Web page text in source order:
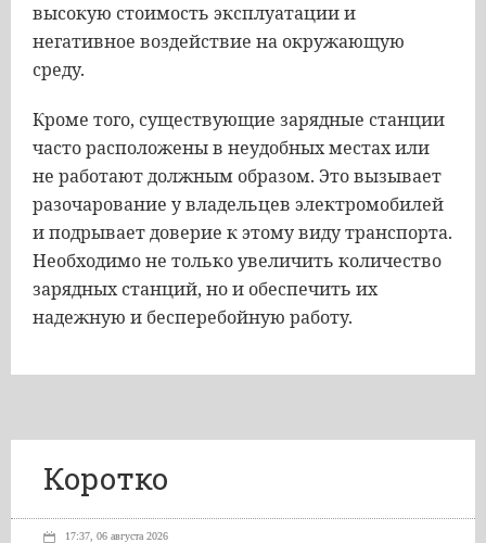
высокую стоимость эксплуатации и
негативное воздействие на окружающую
среду.
Кроме того, существующие зарядные станции
часто расположены в неудобных местах или
не работают должным образом. Это вызывает
разочарование у владельцев электромобилей
и подрывает доверие к этому виду транспорта.
Необходимо не только увеличить количество
зарядных станций, но и обеспечить их
надежную и бесперебойную работу.
Коротко
17:37, 06 августа 2026